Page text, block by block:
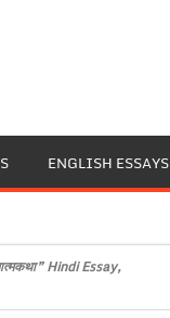
ENGLISH ESSAYS
Hindi Essay,